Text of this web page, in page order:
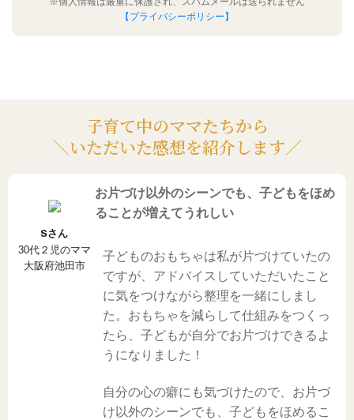
【プライバシーポリシー】
子育て中のママたちから
＼いただいた感想を紹介します／
sさん
30代２児のママ
大阪府池田市
お片づけ以外のシーンでも、子どもをほめ
ることが増えてうれしい
子どものおもちゃは私が片づけていたの
ですが、アドバイスしていただいたこと
に気をつけながら整理を一緒にしまし
た。おもちゃを減らして仕組みをつくっ
たら、子どもが自分でお片づけできるよ
うになりました！
自分の心の癖にも気づけたので、お片づ
け以外のシーンでも、子どもをほめるこ